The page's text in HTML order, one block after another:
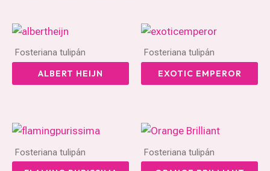
Fosteriana tulipán
ALBERT HEIJN
Fosteriana tulipán
EXOTIC EMPEROR
Fosteriana tulipán Fosteriana tulipán